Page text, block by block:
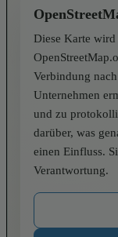
Diese Karte
Verbindung
Unternehmen
und zu
darüber, was
einen Einfluss.
Verantwortung.